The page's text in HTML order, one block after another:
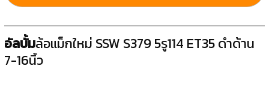
อัลบั้มล้อแม็กใหม่ SSW S379 5รู114 ET35 ดำด้าน
7-16นิ้ว